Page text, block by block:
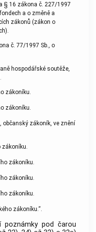
§ 16 zákona č. 227/1997
a o změně a
zákonů (zákon o
č. 77/1997 Sb., o
hospodářské soutěže,
zákoníku.
zákoníku.
občanský zákoník, ve znění
zákoníku.
zákoníku.
zákoníku.
zákoníku.
zákoníku.“.
poznámky pod čarou